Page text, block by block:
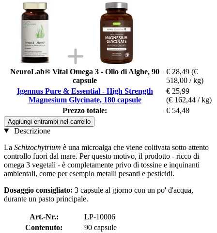
NeuroLab® Vital Omega 3 - Olio di Alghe, 90
capsule
€ 28,49 (€
518,00 / kg)
Igennus Pure & Essential - High Strength
Magnesium Glycinate, 180 capsule
€ 25,99
(€ 162,44 / kg)
Prezzo totale:
€ 54,48
Aggiungi entrambi nel carrello
Descrizione
La Schizochytrium è una microalga che viene coltivata sotto attento
controllo fuori dal mare. Per questo motivo, il prodotto - ricco di
omega 3 vegetali - è completamente privo di tossine e inquinanti
ambientali, come per esempio metalli pesanti e pesticidi.
Dosaggio consigliato: 3 capsule al giorno con un po' d'acqua,
durante un pasto principale.
Art.-Nr.:
LP-10006
Contenuto:
90 capsule